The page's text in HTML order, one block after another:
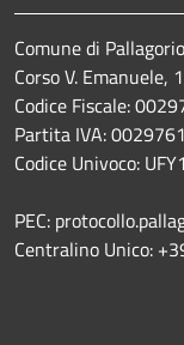
Comune di Pallagorio
Corso V. Emanuele,
Codice Fiscale:
Partita IVA:
Codice Univoco:
PEC:
Centralino Unico: